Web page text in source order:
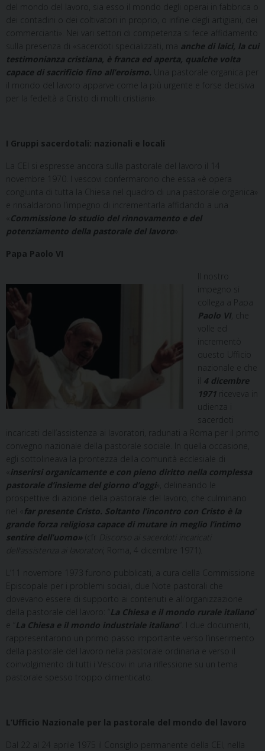
del mondo del lavoro, sia esso il mondo degli operai in fabbrica o
dei contadini o dei coltivatori in proprio, o infine degli artigiani, dei
commercianti». Nei vari settori di competenza si fece affidamento
sulla presenza di «sacerdoti specializzati, ma anche di laici, la cui
testimonianza cristiana, è franca ed aperta, qualche volta
capace di sacrificio fino all’eroismo. Una pastorale organica per
il mondo del lavoro apparve come la più urgente e forse decisiva
per la fedeltà a Cristo di molti cristiani».
I Gruppi sacerdotali: nazionali e locali
La CEI si espresse ancora sulla pastorale del lavoro il 14
novembre 1970. I vescovi confermarono che essa «è opera
congiunta di tutta la Chiesa nel quadro di una pastorale organica»
e rinsaldarono l’impegno di incrementarla affidando a una
Commissione lo studio del rinnovamento e del
potenziamento della pastorale del lavoro
Papa Paolo VI
Il nostro
impegno si
collega a Papa
Paolo VI , che
volle ed
incrementò
questo Ufficio
nazionale e che
4 dicembre
1971 riceveva in
udienza i
sacerdoti
incaricati dell’assistenza ai lavoratori, radunati a Roma per il primo
convegno nazionale della pastorale sociale. In quella occasione,
egli sottolineava la prontezza della comunità ecclesiale di
inserirsi organicamente e con pieno diritto nella complessa
pastorale d’insieme del giorno d’oggi», delineando le
prospettive di azione della pastorale del lavoro, che culminano
nel «
far presente Cristo. Soltanto l’incontro con Cristo è la
grande forza religiosa capace di mutare in meglio l’intimo
sentire dell’uomo»
(cfr
dell’assistenza ai lavoratori
, Roma, 4 dicembre 1971).
L’11 novembre 1973 furono pubblicati, a cura della Commissione
Episcopale per i problemi sociali, due Note pastorali che
dovevano essere di supporto ai contenuti e ali’organizzazione
della pastorale del lavoro: “
La Chiesa e il mondo rurale italiano
La Chiesa e il mondo industriale italiano “. I due documenti,
rappresentarono un primo passo importante verso l’inserimento
della pastorale del lavoro nella pastorale ordinaria e verso il
coinvolgimento di tutti i Vescovi in una riflessione su un tema
pastorale spesso troppo dimenticato.
L’Ufficio Nazionale per la pastorale del mondo del lavoro
Dal 22 al 24 aprile 1975 il Consiglio permanente della CEI, nella